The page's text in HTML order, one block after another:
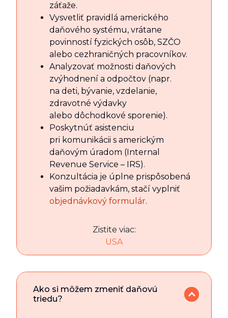
záťaže.
Vysvetliť pravidlá amerického
daňového systému, vrátane
povinností fyzických osôb, SZČO
alebo cezhraničných pracovníkov.
Analyzovať možnosti daňových
zvýhodnení a odpočtov (napr.
na deti, bývanie, vzdelanie,
zdravotné výdavky
alebo dôchodkové sporenie).
Poskytnúť asistenciu
pri komunikácii s americkým
daňovým úradom (Internal
Revenue Service – IRS).
Konzultácia je úplne prispôsobená
vašim požiadavkám, stačí vyplniť
objednávkový formulár.
Zistite viac:
USA
Ako si môžem zmeniť daňovú
triedu?